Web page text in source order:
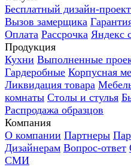
Бесплатный дизайн-проект
Вызов замерщика
Оплата Рассрочка Яндекс
Продукция
Кухни Выполненные
Гардеробные Корпусная
Ликвидация товара
комнаты Столы и стулья
Распродажа образцов
Компания
О компании Партнеры
Дизайнерам Вопрос-ответ
СМИ